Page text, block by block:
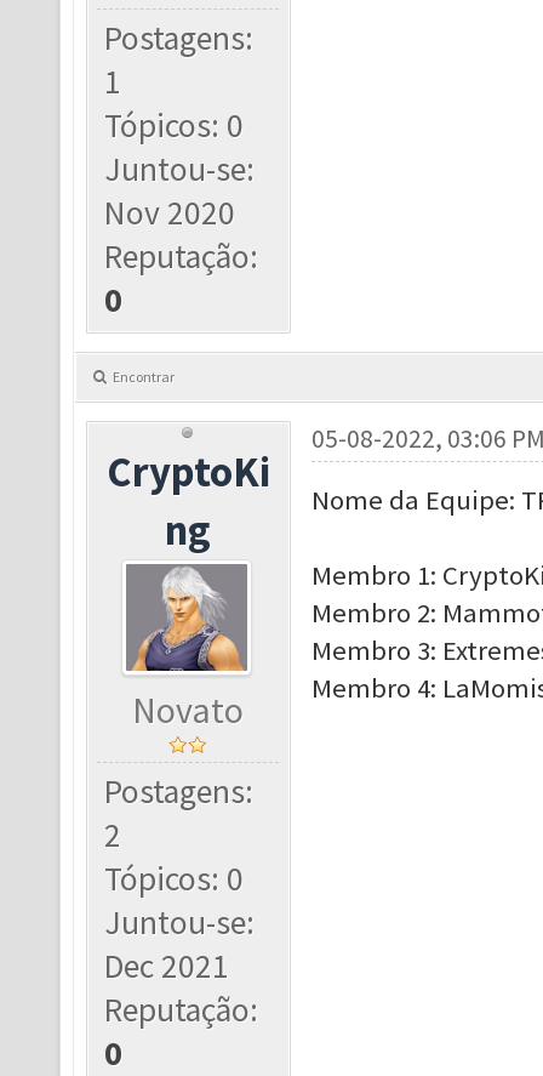
Postagens:
1
Tópicos: 0
Juntou-se:
Nov 2020
Reputação:
0
Encontrar
CryptoKi
ng
Novato
Postagens:
2
Tópicos: 0
Juntou-se:
Dec 2021
Reputação:
0
05-08-2022, 03:06
Nome da Equipe:
Membro 1:
Membro 2:
Membro 3:
Membro 4: